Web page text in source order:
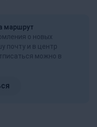
маршрут
о новых
почту и в центр
можно в